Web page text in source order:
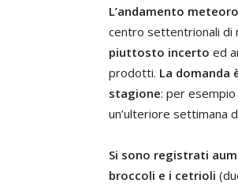
L’andamento
centro settentrionali di
piuttosto incerto ed
prodotti. La domanda
stagione: per
un’ulteriore settimana
Si sono registrati
broccoli e i cetrioli